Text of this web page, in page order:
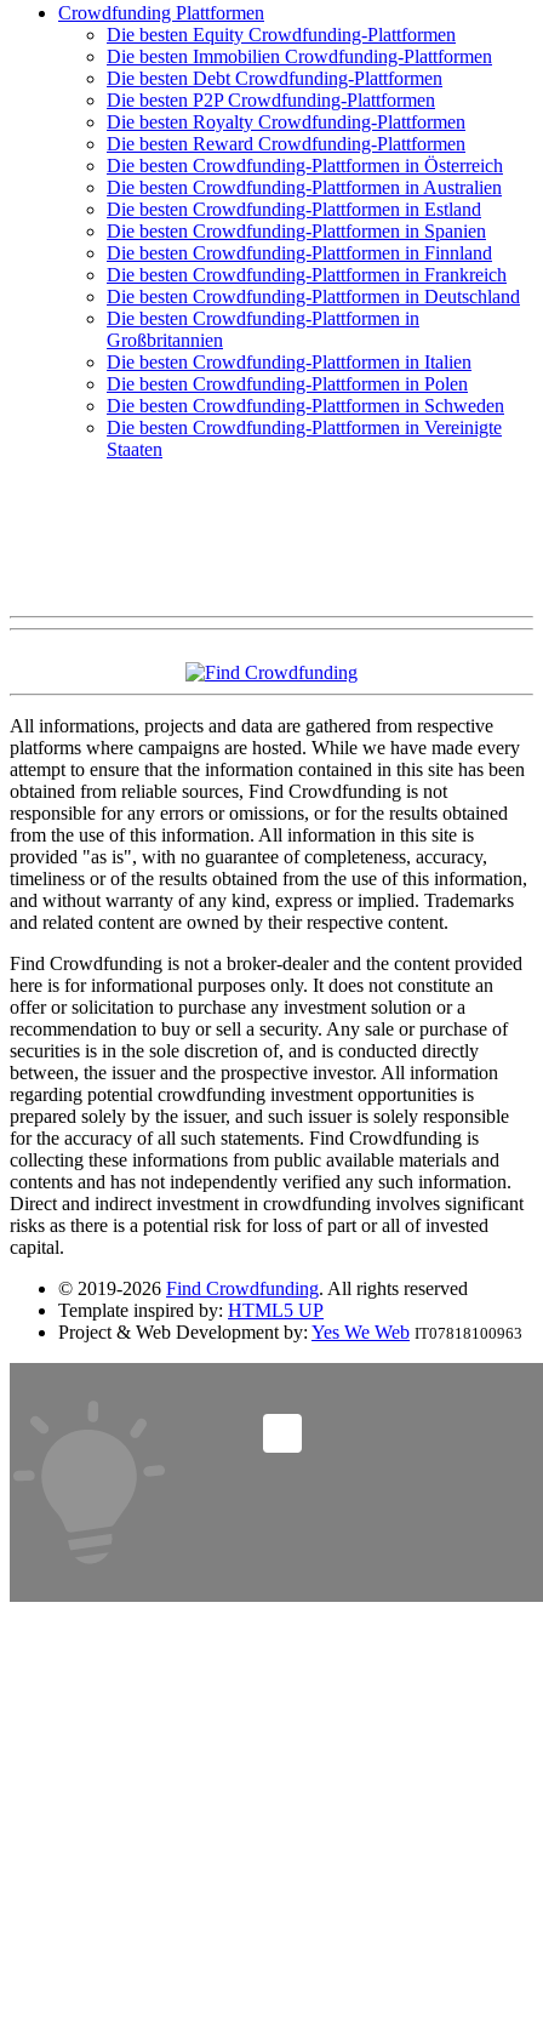
Crowdfunding Plattformen
Die besten Equity Crowdfunding-Plattformen
Die besten Immobilien Crowdfunding-Plattformen
Die besten Debt Crowdfunding-Plattformen
Die besten P2P Crowdfunding-Plattformen
Die besten Royalty Crowdfunding-Plattformen
Die besten Reward Crowdfunding-Plattformen
Die besten Crowdfunding-Plattformen in Österreich
Die besten Crowdfunding-Plattformen in Australien
Die besten Crowdfunding-Plattformen in Estland
Die besten Crowdfunding-Plattformen in Spanien
Die besten Crowdfunding-Plattformen in Finnland
Die besten Crowdfunding-Plattformen in Frankreich
Die besten Crowdfunding-Plattformen in Deutschland
Die besten Crowdfunding-Plattformen in
Großbritannien
Die besten Crowdfunding-Plattformen in Italien
Die besten Crowdfunding-Plattformen in Polen
Die besten Crowdfunding-Plattformen in Schweden
Die besten Crowdfunding-Plattformen in Vereinigte
Staaten
All informations, projects and data are gathered from respective
platforms where campaigns are hosted. While we have made every
attempt to ensure that the information contained in this site has been
obtained from reliable sources, Find Crowdfunding is not
responsible for any errors or omissions, or for the results obtained
from the use of this information. All information in this site is
provided "as is", with no guarantee of completeness, accuracy,
timeliness or of the results obtained from the use of this information,
and without warranty of any kind, express or implied. Trademarks
and related content are owned by their respective content.
Find Crowdfunding is not a broker-dealer and the content provided
here is for informational purposes only. It does not constitute an
offer or solicitation to purchase any investment solution or a
recommendation to buy or sell a security. Any sale or purchase of
securities is in the sole discretion of, and is conducted directly
between, the issuer and the prospective investor. All information
regarding potential crowdfunding investment opportunities is
prepared solely by the issuer, and such issuer is solely responsible
for the accuracy of all such statements. Find Crowdfunding is
collecting these informations from public available materials and
contents and has not independently verified any such information.
Direct and indirect investment in crowdfunding involves significant
risks as there is a potential risk for loss of part or all of invested
capital.
© 2019-2026 Find Crowdfunding. All rights reserved
Template inspired by: HTML5 UP
Project & Web Development by: Yes We Web IT07818100963